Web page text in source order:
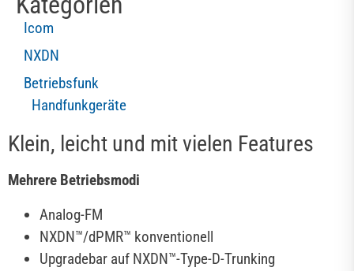
Klein, leicht und mit vielen Features
Mehrere Betriebsmodi
Analog-FM
NXDN™/dPMR™ konventionell
Upgradebar auf NXDN™-Type-D-Trunking
Icom
NXDN
Betriebsfunk
Handfunkgeräte